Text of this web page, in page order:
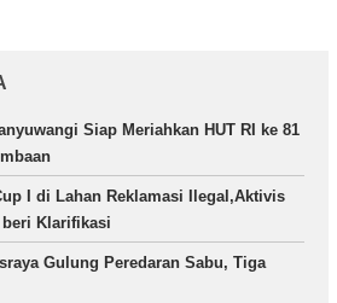
Siap Meriahkan HUT RI ke 81
I di Lahan Reklamasi Ilegal,Aktivis
beri Klarifikasi
Gulung Peredaran Sabu, Tiga